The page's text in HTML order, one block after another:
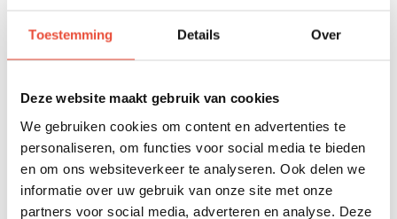
Toestemming Details Over
Deze website maakt gebruik van cookies
We gebruiken cookies om content en advertenties te
personaliseren, om functies voor social media te bieden
en om ons websiteverkeer te analyseren. Ook delen we
informatie over uw gebruik van onze site met onze
partners voor social media, adverteren en analyse. Deze
Handleiding reiswieg kinderwagen Crios 4.0
Wat zijn de voordelen van een in hoogte
verstelbare kinderwagen?
Handleiding Crios 3.0